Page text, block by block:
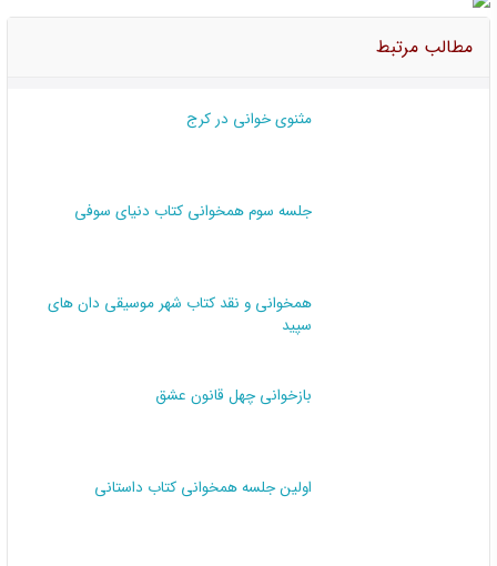
مطالب مرتبط
مثنوی خوانی در کرج
جلسه سوم همخوانی کتاب دنیای سوفی
همخوانی و نقد کتاب شهر موسیقی دان های
سپید
بازخوانی چهل قانون عشق
اولین جلسه همخوانی کتاب داستانی